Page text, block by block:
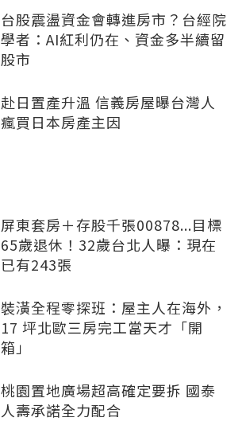
台股震盪資金會轉進房市？台經院
學者：AI紅利仍在、資金多半續留
股市
赴日置產升溫 信義房屋曝台灣人
瘋買日本房產主因
屏東套房＋存股千張00878...目標
65歲退休！32歲台北人曝：現在
已有243張
裝潢全程零探班：屋主人在海外，
17 坪北歐三房完工當天才「開
箱」
桃園置地廣場超高確定要拆 國泰
人壽承諾全力配合